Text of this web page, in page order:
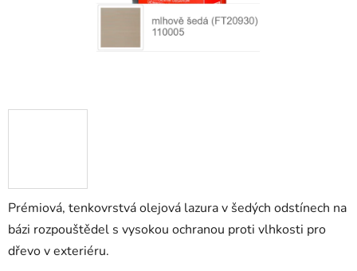
Prémiová, tenkovrstvá olejová lazura v šedých odstínech na
bázi rozpouštědel s vysokou ochranou proti vlhkosti pro
dřevo v exteriéru.